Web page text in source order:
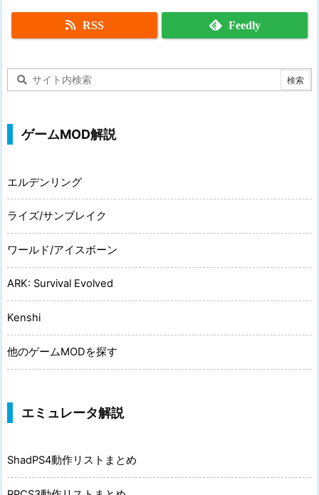
RSS Feedly
ゲームMOD解説
エルデンリング
ライズ/サンブレイク
ワールド/アイスボーン
ARK: Survival Evolved
Kenshi
他のゲームMODを探す
エミュレータ解説
ShadPS4動作リストまとめ